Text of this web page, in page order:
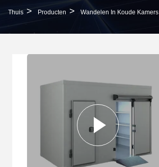
Thuis > Producten > Wandelen In Koude Kamers